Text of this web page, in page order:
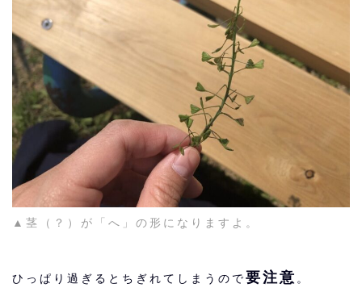
▲茎（？）が「へ」の形になりますよ。
ひっぱり過ぎるとちぎれてしまうので要注意 。